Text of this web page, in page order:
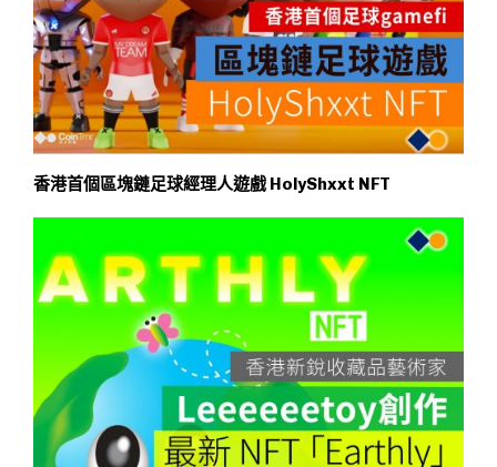
香港首個區塊鏈足球經理人遊戲 HolyShxxt NFT